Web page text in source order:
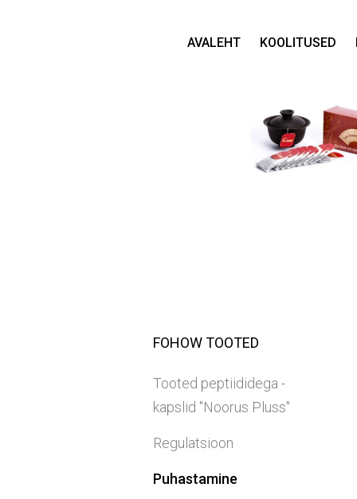
AVALEHT KOOLITUSED
FOHOW TOOTED
Tooted peptiididega -
kapslid "Noorus Pluss"
Regulatsioon
Puhastamine